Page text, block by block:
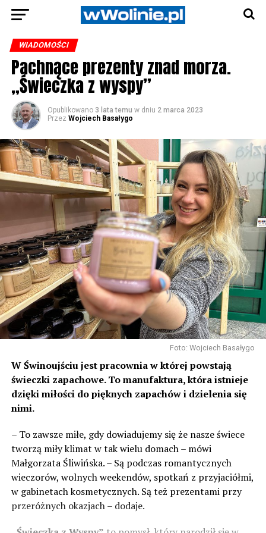
WIADOMOŚCI
Pachnące prezenty znad morza.
„Świeczka z wyspy”
Opublikowano 3 lata temu w dniu 2 marca 2023
Przez Wojciech Basałygo
Foto: Wojciech Basałygo
W Świnoujściu jest pracownia w której powstają
świeczki zapachowe. To manufaktura, która istnieje
dzięki miłości do pięknych zapachów i dzielenia się
nimi.
– To zawsze miłe, gdy dowiadujemy się że nasze świece
tworzą miły klimat w tak wielu domach – mówi
Małgorzata Śliwińska. – Są podczas romantycznych
wieczorów, wolnych weekendów, spotkań z przyjaciółmi,
w gabinetach kosmetycznych. Są też prezentami przy
przeróżnych okazjach – dodaje.